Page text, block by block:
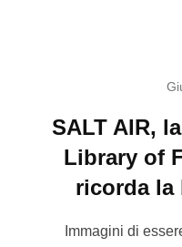
SALT AIR,
Library of
ricorda la
Immagini di